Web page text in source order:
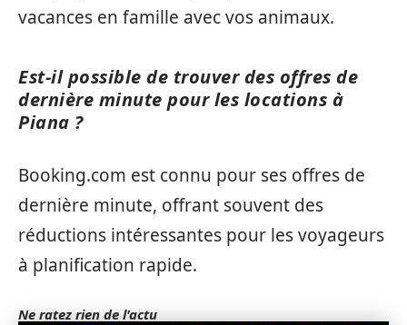
vacances en famille avec vos animaux.
Est-il possible de trouver des offres de
dernière minute pour les locations à
Piana ?
Booking.com est connu pour ses offres de
dernière minute, offrant souvent des
réductions intéressantes pour les voyageurs
à planification rapide.
Ne ratez rien de l'actu